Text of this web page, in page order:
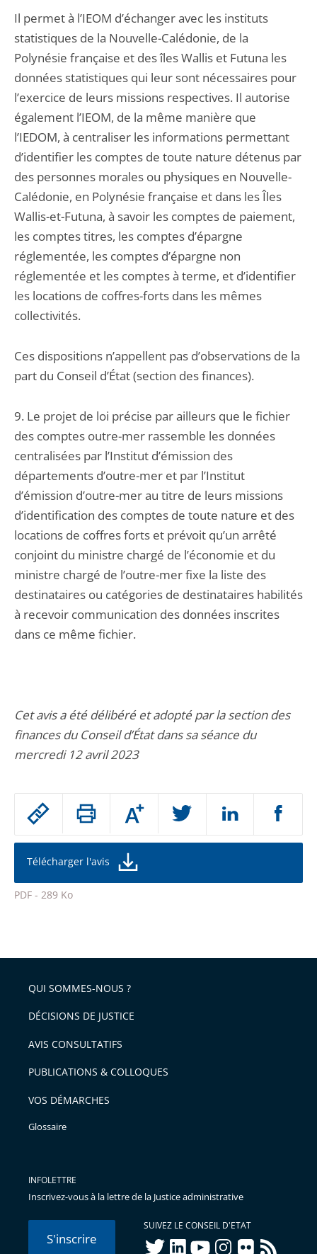
Passer
partage
de
l'article
pour
Augmenter
ou
la
de
la
police
Télécharger l'avis
PDF - 289 Ko
l'article
pour
avant
Il permet à l’IEOM d’échanger avec les instituts
statistiques de la Nouvelle-Calédonie, de la
Polynésie française et des îles Wallis et Futuna les
données statistiques qui leur sont nécessaires pour
l’exercice de leurs missions respectives. Il autorise
également l’IEOM, de la même manière que
l’IEDOM, à centraliser les informations permettant
d’identifier les comptes de toute nature détenus par
des personnes morales ou physiques en Nouvelle-
Calédonie, en Polynésie française et dans les Îles
Wallis-et-Futuna, à savoir les comptes de paiement,
les comptes titres, les comptes d’épargne
réglementée, les comptes d’épargne non
réglementée et les comptes à terme, et d’identifier
les locations de coffres-forts dans les mêmes
collectivités.
Ces dispositions n’appellent pas d’observations de la
part du Conseil d’État (section des finances).
9. Le projet de loi précise par ailleurs que le fichier
des comptes outre-mer rassemble les données
centralisées par l’Institut d’émission des
départements d’outre-mer et par l’Institut
d’émission d’outre-mer au titre de leurs missions
d’identification des comptes de toute nature et des
locations de coffres forts et prévoit qu’un arrêté
conjoint du ministre chargé de l’économie et du
ministre chargé de l’outre-mer fixe la liste des
destinataires ou catégories de destinataires habilités
à recevoir communication des données inscrites
dans ce même fichier.
Cet avis a été délibéré et adopté par la section des
finances du Conseil d’État dans sa séance du
mercredi 12 avril 2023
QUI SOMMES-NOUS ?
DÉCISIONS DE JUSTICE
AVIS CONSULTATIFS
PUBLICATIONS & COLLOQUES
VOS DÉMARCHES
Glossaire
INFOLETTRE
Inscrivez-vous à la lettre de la Justice administrative
S'inscrire
SUIVEZ LE CONSEIL D'ETAT
twitterlinkedInyoutubeinstagram
flickr rss